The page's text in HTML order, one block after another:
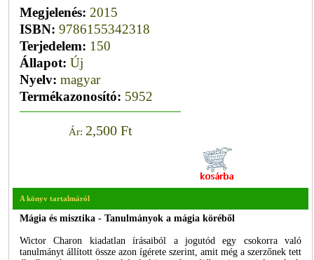
Megjelenés: 2015
ISBN: 9786155342318
Terjedelem: 150
Állapot: Új
Nyelv: magyar
Termékazonosító: 5952
Ár: 2,500 Ft
A könyv tartalmáról
Mágia és misztika - Tanulmányok a mágia köréből
Wictor Charon kiadatlan írásaiból a jogutód egy csokorra való
tanulmányt állított össze azon ígérete szerint, amit még a szerzőnek tett